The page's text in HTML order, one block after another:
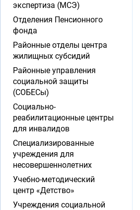
экспертиза (МСЭ)
Отделения Пенсионного
фонда
Районные отделы центра
жилищных субсидий
Районные управления
социальной защиты
(СОБЕСы)
Социально-
реабилитационные центры
для инвалидов
Специализированные
учреждения для
несовершеннолетних
Учебно-методический
центр «Детство»
Учреждения социальной